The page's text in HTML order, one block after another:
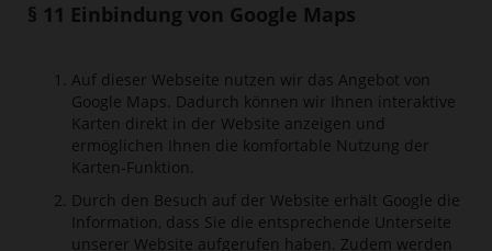
§ 11 Einbindung von Google Maps
Auf dieser Webseite nutzen wir das Angebot von
Google Maps. Dadurch können wir Ihnen interaktive
Karten direkt in der Website anzeigen und
ermöglichen Ihnen die komfortable Nutzung der
Karten-Funktion.
Durch den Besuch auf der Website erhält Google die
Information, dass Sie die entsprechende Unterseite
unserer Website aufgerufen haben. Zudem werden